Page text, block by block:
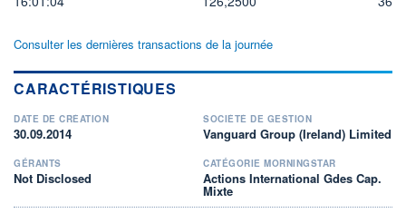
Consulter les dernières transactions de la journée
CARACTÉRISTIQUES
DATE DE CRÉATION
30.09.2014
SOCIÉTÉ DE GESTION
Vanguard Group (Ireland) Limited
GÉRANTS
Not Disclosed
CATÉGORIE MORNINGSTAR
Actions International Gdes Cap.
Mixte